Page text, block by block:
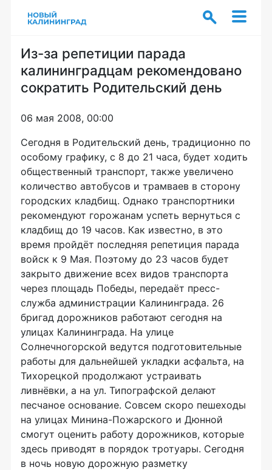
Из-за репетиции парада
калининградцам рекомендовано
сократить Родительский день
06 мая 2008, 00:00
Сегодня в Родительский день, традиционно по
особому графику, с 8 до 21 часа, будет ходить
общественный транспорт, также увеличено
количество автобусов и трамваев в сторону
городских кладбищ. Однако транспортники
рекомендуют горожанам успеть вернуться с
кладбищ до 19 часов. Как известно, в это
время пройдёт последняя репетиция парада
войск к 9 Мая. Поэтому до 23 часов будет
закрыто движение всех видов транспорта
через площадь Победы, передаёт пресс-
служба администрации Калининграда. 26
бригад дорожников работают сегодня на
улицах Калининграда. На улице
Солнечногорской ведутся подготовительные
работы для дальнейшей укладки асфальта, на
Тихорецкой продолжают устраивать
ливнёвки, а на ул. Типографской делают
песчаное основание. Совсем скоро пешеходы
на улицах Минина-Пожарского и Дюнной
смогут оценить работу дорожников, которые
здесь приводят в порядок тротуары. Сегодня
в ночь новую дорожную разметку